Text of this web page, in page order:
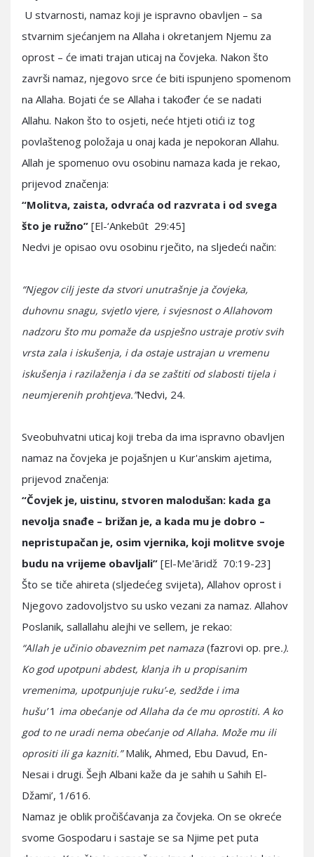
U stvarnosti, namaz koji je ispravno obavljen – sa
stvarnim sjećanjem na Allaha i okretanjem Njemu za
oprost – će imati trajan uticaj na čovjeka. Nakon što
završi namaz, njegovo srce će biti ispunjeno spomenom
na Allaha. Bojati će se Allaha i također će se nadati
Allahu. Nakon što to osjeti, neće htjeti otići iz tog
povlaštenog položaja u onaj kada je nepokoran Allahu.
Allah je spomenuo ovu osobinu namaza kada je rekao,
prijevod značenja:
“Molitva, zaista, odvraća od razvrata i od svega
što je ružno” [El-‘Ankebūt 29:45]
Nedvi je opisao ovu osobinu rječito, na sljedeći način:
“Njegov cilj jeste da stvori unutrašnje ja čovjeka,
duhovnu snagu, svjetlo vjere, i svjesnost o Allahovom
nadzoru što mu pomaže da uspješno ustraje protiv svih
vrsta zala i iskušenja, i da ostaje ustrajan u vremenu
iskušenja i razilaženja i da se zaštiti od slabosti tijela i
neumjerenih prohtjeva.”Nedvi, 24.
Sveobuhvatni uticaj koji treba da ima ispravno obavljen
namaz na čovjeka je pojašnjen u Kur'anskim ajetima,
prijevod značenja:
“Čovjek je, uistinu, stvoren malodušan: kada ga
nevolja snađe – brižan je, a kada mu je dobro –
nepristupačan je, osim vjernika, koji molitve svoje
budu na vrijeme obavljali” [El-Me'āridž 70:19-23]
Što se tiče ahireta (sljedećeg svijeta), Allahov oprost i
Njegovo zadovoljstvo su usko vezani za namaz. Allahov
Poslanik, sallallahu alejhi ve sellem, je rekao:
“Allah je učinio obaveznim pet namaza (fazrovi op. pre.).
Ko god upotpuni abdest, klanja ih u propisanim
vremenima, upotpunjuje ruku’-e, sedžde i ima
hušu’1 ima obećanje od Allaha da će mu oprostiti. A ko
god to ne uradi nema obećanje od Allaha. Može mu ili
oprositi ili ga kazniti.”Malik, Ahmed, Ebu Davud, En-
Nesai i drugi. Šejh Albani kaže da je sahih u Sahih El-
Džami’, 1/616.
Namaz je oblik pročišćavanja za čovjeka. On se okreće
svome Gospodaru i sastaje se sa Njime pet puta